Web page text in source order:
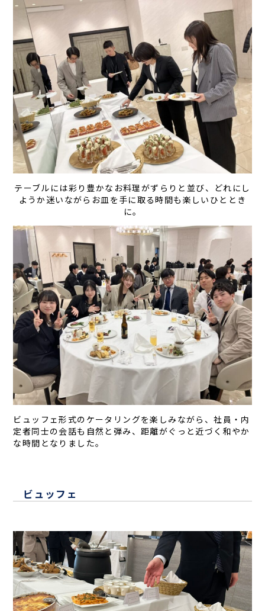
テーブルには彩り豊かなお料理がずらりと並び、どれにし
ようか迷いながらお皿を手に取る時間も楽しいひととき
に。
ビュッフェ形式のケータリングを楽しみながら、社員・内
定者同士の会話も自然と弾み、距離がぐっと近づく和やか
な時間となりました。
ビュッフェ